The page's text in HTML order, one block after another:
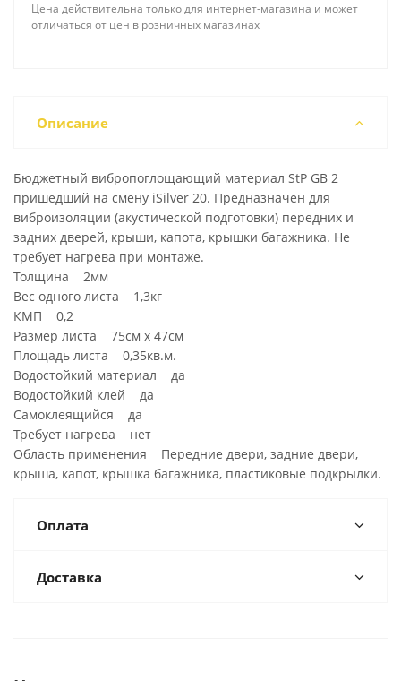
Цена действительна только для интернет-магазина и может
отличаться от цен в розничных магазинах
Описание
Бюджетный вибропоглощающий материал StP GB 2
пришедший на смену iSilver 20. Предназначен для
виброизоляции (акустической подготовки) передних и
задних дверей, крыши, капота, крышки багажника. Не
требует нагрева при монтаже.
Толщина 2мм
Вес одного листа 1,3кг
КМП 0,2
Размер листа 75см х 47см
Площадь листа 0,35кв.м.
Водостойкий материал да
Водостойкий клей да
Самоклеящийся да
Требует нагрева нет
Область применения Передние двери, задние двери,
крыша, капот, крышка багажника, пластиковые подкрылки.
Оплата
Доставка